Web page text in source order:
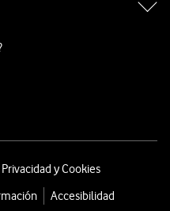
y Cookies
Accesibilidad